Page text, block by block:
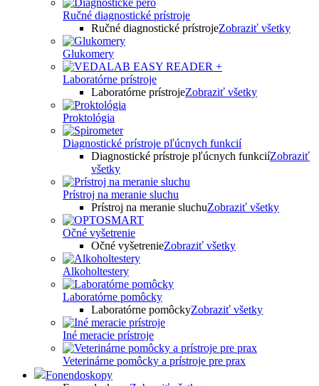
Ručné diagnostické prístroje
Ručné diagnostické prístrojeZobraziť všetky
Glukomery
Laboratórne prístroje
Laboratórne prístrojeZobraziť všetky
Proktológia
Diagnostické prístroje pľúcnych funkcií
Diagnostické prístroje pľúcnych funkciíZobraziť
všetky
Prístroj na meranie sluchu
Prístroj na meranie sluchuZobraziť všetky
Očné vyšetrenie
Očné vyšetrenieZobraziť všetky
Alkoholtestery
Laboratórne pomôcky
Laboratórne pomôckyZobraziť všetky
Iné meracie prístroje
Veterinárne pomôcky a prístroje pre prax
Fonendoskopy